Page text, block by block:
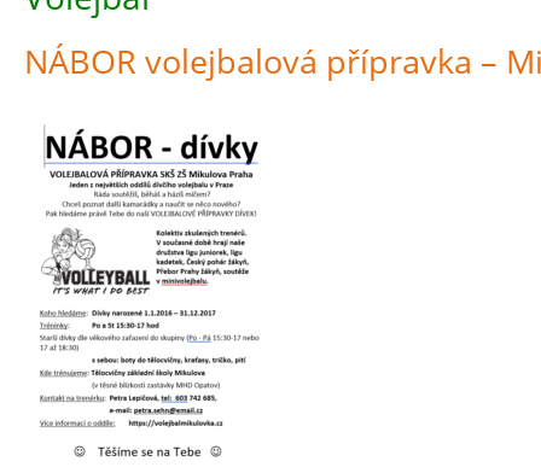
NÁBOR volejbalová přípravka –